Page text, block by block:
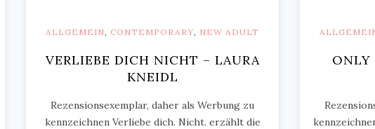
ALLGEMEIN CONTEMPORARY NEW ADULT
VERLIEBE DICH NICHT – LAURA
KNEIDL
Rezensionsexemplar, daher als Werbung zu
kennzeichnen Verliebe dich. Nicht. erzählt die
ONLY